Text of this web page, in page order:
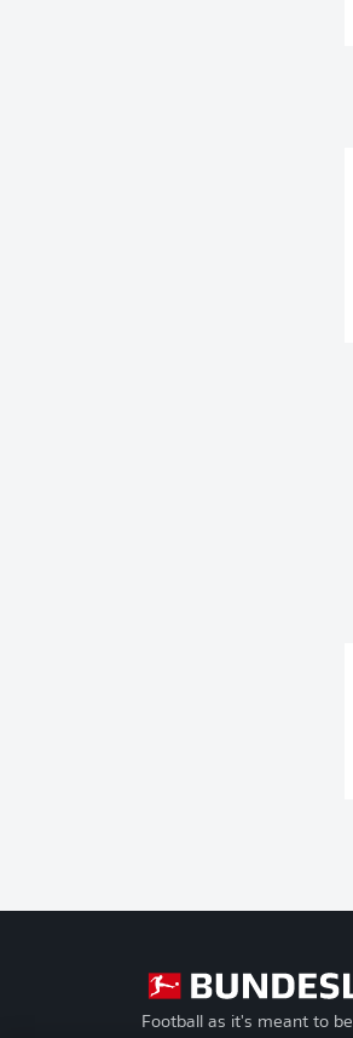
Football as it's meant to be